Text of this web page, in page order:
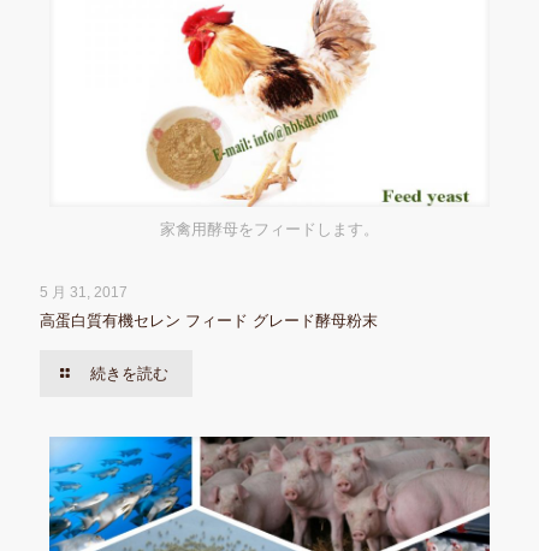
家禽用酵母をフィードします。
5 月 31, 2017
高蛋白質有機セレン フィード グレード酵母粉末
続きを読む